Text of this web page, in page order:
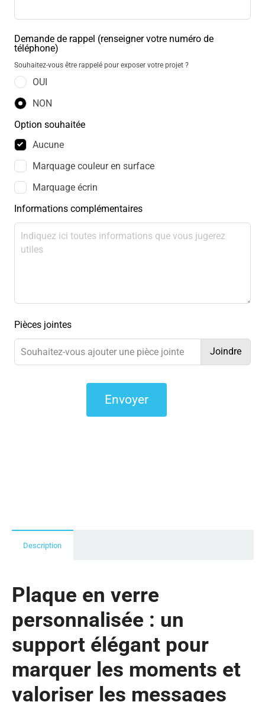
Demande de rappel (renseigner votre numéro de
téléphone)
Souhaitez-vous être rappelé pour exposer votre projet ?
OUI
NON
Option souhaitée
Aucune
Marquage couleur en surface
Marquage écrin
Informations complémentaires
Pièces jointes
Souhaitez-vous ajouter une pièce jointe Joindre
Envoyer
Description
Plaque en verre
personnalisée : un
support élégant pour
marquer les moments et
valoriser les messages